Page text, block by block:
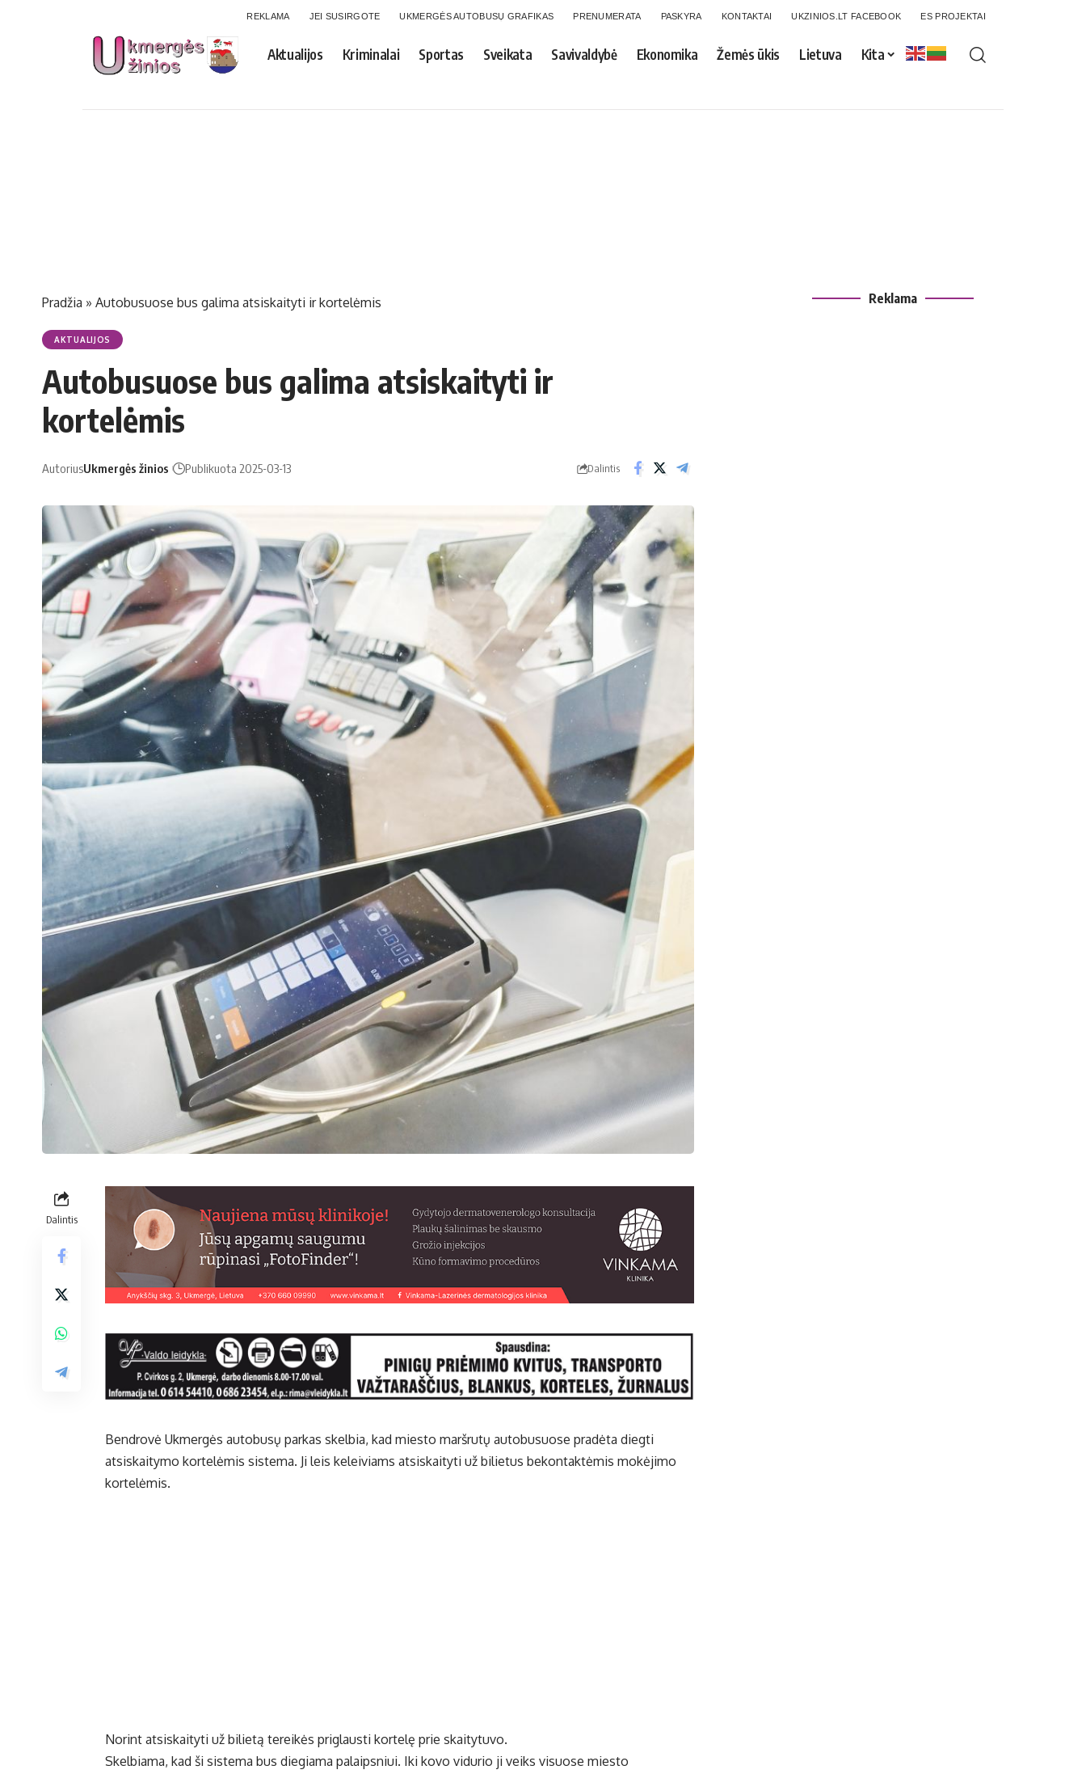
REKLAMA JEI SUSIRGOTE UKMERGĖS AUTOBUSŲ GRAFIKAS PRENUMERATA PASKYRA KONTAKTAI UKZINIOS.LT FACEBOOK ES PROJEKTAI
Aktualijos Kriminalai Sportas Sveikata Savivaldybė Ekonomika Žemės ūkis Lietuva Kita
Pradžia » Autobusuose bus galima atsiskaityti ir kortelėmis
AKTUALIJOS
Autobusuose bus galima atsiskaityti ir
kortelėmis
AutoriusUkmergės žinios Publikuota 2025-03-13 Dalintis
Dalintis
Bendrovė Ukmergės autobusų parkas skelbia, kad miesto maršrutų autobusuose pradėta diegti
atsiskaitymo kortelėmis sistema. Ji leis keleiviams atsiskaityti už bilietus bekontaktėmis mokėjimo
kortelėmis.
Norint atsiskaityti už bilietą tereikės priglausti kortelę prie skaitytuvo.
Skelbiama, kad ši sistema bus diegiama palaipsniui. Iki kovo vidurio ji veiks visuose miesto
Reklama